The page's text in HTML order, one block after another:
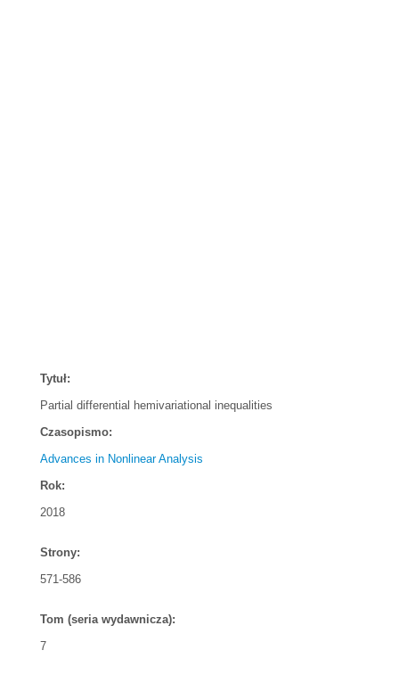
Tytuł:
Partial differential hemivariational inequalities
Czasopismo:
Advances in Nonlinear Analysis
Rok:
2018
Strony:
571-586
Tom (seria wydawnicza):
7